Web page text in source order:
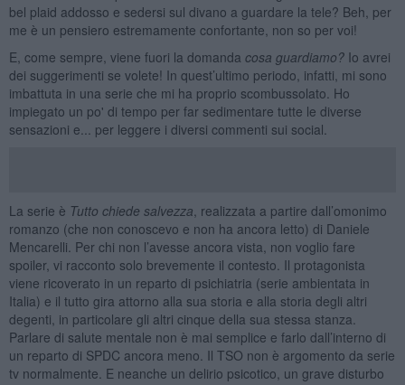
bel plaid addosso e sedersi sul divano a guardare la tele? Beh, per
me è un pensiero estremamente confortante, non so per voi!
E, come sempre, viene fuori la domanda cosa guardiamo?Io avrei
dei suggerimenti se volete! In quest’ultimo periodo, infatti, mi sono
imbattuta in una serie che mi ha proprio scombussolato. Ho
impiegato un po' di tempo per far sedimentare tutte le diverse
sensazioni e... per leggere i diversi commenti sui social.
La serie è Tutto chiede salvezza , realizzata a partire dall’omonimo
romanzo (che non conoscevo e non ha ancora letto) di Daniele
Mencarelli. Per chi non l’avesse ancora vista, non voglio fare
spoiler, vi racconto solo brevemente il contesto. Il protagonista
viene ricoverato in un reparto di psichiatria (serie ambientata in
Italia) e il tutto gira attorno alla sua storia e alla storia degli altri
degenti, in particolare gli altri cinque della sua stessa stanza.
Parlare di salute mentale non è mai semplice e farlo dall’interno di
un reparto di SPDC ancora meno. Il TSO non è argomento da serie
tv normalmente. E neanche un delirio psicotico, un grave disturbo